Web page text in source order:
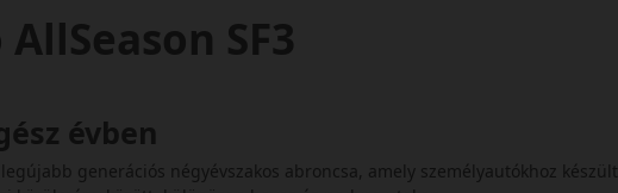
SF3
évben
generációs négyévszakos abroncsa, amely személyautókhoz készült.